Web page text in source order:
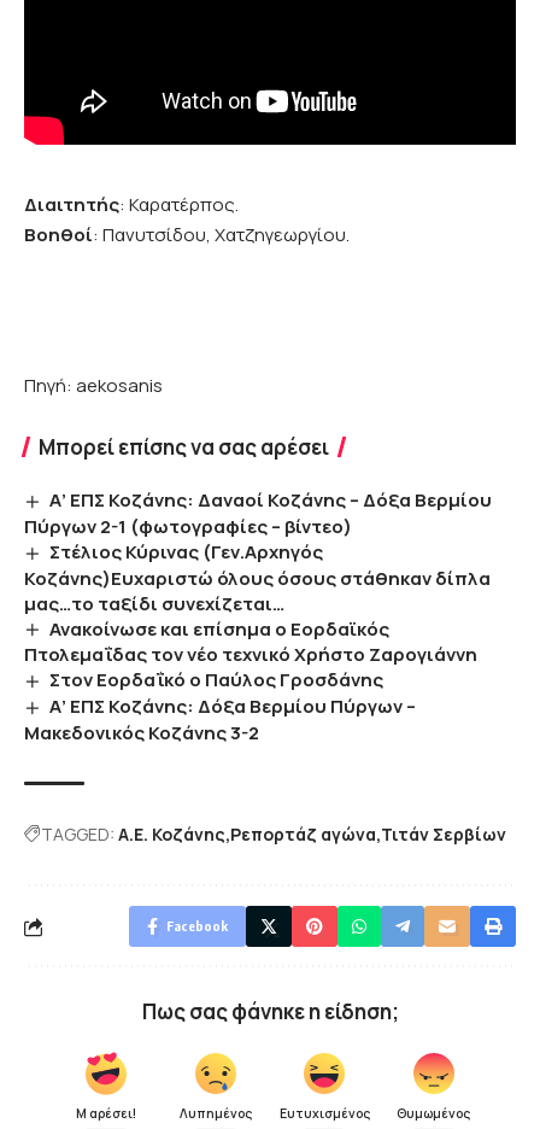
Διαιτητής: Καρατέρπος.
Βοηθοί: Πανυτσίδου, Χατζηγεωργίου.
Πηγή: aekosanis
Μπορεί επίσης να σας αρέσει
Α’ ΕΠΣ Κοζάνης: Δαναοί Κοζάνης – Δόξα Βερμίου
Πύργων 2-1 (φωτογραφίες – βίντεο)
Στέλιος Κύρινας (Γεν.Αρχηγός
Κοζάνης)Ευχαριστώ όλους όσους στάθηκαν δίπλα
μας…το ταξίδι συνεχίζεται…
Ανακοίνωσε και επίσημα ο Εορδαϊκός
Πτολεμαΐδας τον νέο τεχνικό Χρήστο Ζαρογιάννη
Στον Εορδαΐκό ο Παύλος Γροσδάνης
Α’ ΕΠΣ Κοζάνης: Δόξα Βερμίου Πύργων –
Μακεδονικός Κοζάνης 3-2
TAGGED: Α.Ε. Κοζάνης Ρεπορτάζ αγώνα Τιτάν Σερβίων
Facebook
Πως σας φάνηκε η είδηση;
Μ αρέσει! Λυπημένος Ευτυχισμένος Θυμωμένος